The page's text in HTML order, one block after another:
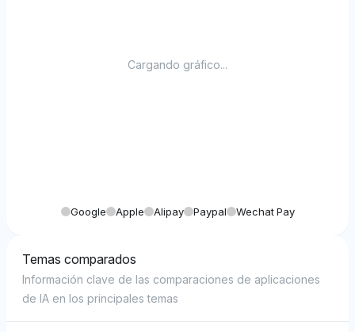
Cargando gráfico...
Google Apple Alipay Paypal Wechat Pay
Temas comparados
Información clave de las comparaciones de aplicaciones
de IA en los principales temas